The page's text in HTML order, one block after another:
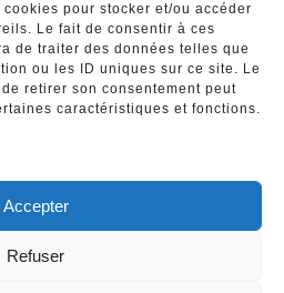
pour stocker et/ou accéder
Le fait de consentir à ces
de traiter des données telles que
ou les ID uniques sur ce site. Le
retirer son consentement peut
caractéristiques et fonctions.
Accepter
Refuser
: insérez gratuitement
annuaire sur notre site ci-
dessous